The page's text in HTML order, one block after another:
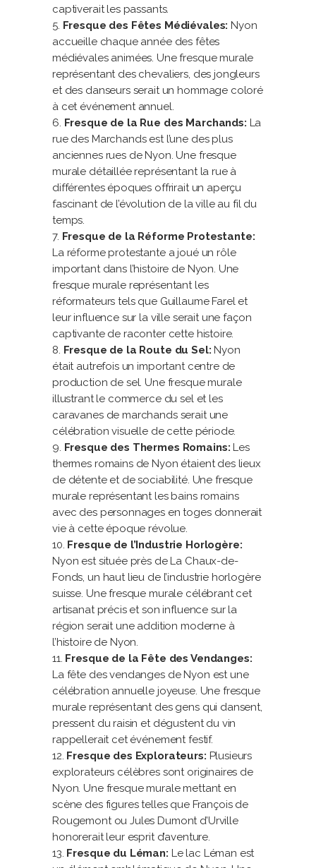
captiverait les passants.
Fresque des Fêtes Médiévales: Nyon
accueille chaque année des fêtes
médiévales animées. Une fresque murale
représentant des chevaliers, des jongleurs
et des danseurs serait un hommage coloré
à cet événement annuel.
Fresque de la Rue des Marchands: La
rue des Marchands est l’une des plus
anciennes rues de Nyon. Une fresque
murale détaillée représentant la rue à
différentes époques offrirait un aperçu
fascinant de l’évolution de la ville au fil du
temps.
Fresque de la Réforme Protestante:
La réforme protestante a joué un rôle
important dans l’histoire de Nyon. Une
fresque murale représentant les
réformateurs tels que Guillaume Farel et
leur influence sur la ville serait une façon
captivante de raconter cette histoire.
Fresque de la Route du Sel: Nyon
était autrefois un important centre de
production de sel. Une fresque murale
illustrant le commerce du sel et les
caravanes de marchands serait une
célébration visuelle de cette période.
Fresque des Thermes Romains: Les
thermes romains de Nyon étaient des lieux
de détente et de sociabilité. Une fresque
murale représentant les bains romains
avec des personnages en toges donnerait
vie à cette époque révolue.
Fresque de l’Industrie Horlogère:
Nyon est située près de La Chaux-de-
Fonds, un haut lieu de l’industrie horlogère
suisse. Une fresque murale célébrant cet
artisanat précis et son influence sur la
région serait une addition moderne à
l’histoire de Nyon.
Fresque de la Fête des Vendanges:
La fête des vendanges de Nyon est une
célébration annuelle joyeuse. Une fresque
murale représentant des gens qui dansent,
pressent du raisin et dégustent du vin
rappellerait cet événement festif.
Fresque des Explorateurs: Plusieurs
explorateurs célèbres sont originaires de
Nyon. Une fresque murale mettant en
scène des figures telles que François de
Rougemont ou Jules Dumont d’Urville
honorerait leur esprit d’aventure.
Fresque du Léman: Le lac Léman est